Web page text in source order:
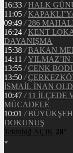
16:33 / HALK
11:05 /
09:49 / 286
16:24 / KENT
DAYANIŞMA
15:38 / BAKAN
14:11 / YILMAZ’IN
13:55 / CENK
13:50 /
İSMAİL İNAN
10:47 / 11 İLÇEDE
MÜCADELE
10:01 /
DOKUNUŞ
Tekirdağ AÇIK 28°